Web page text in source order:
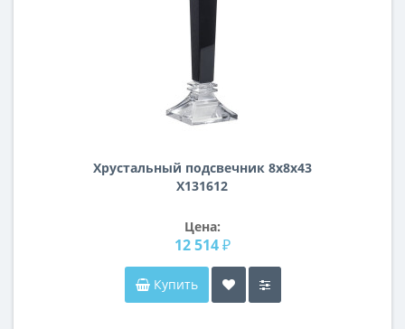
Хрустальный подсвечник 8х8х43
X131612
Цена:
12 514 ₽
Купить